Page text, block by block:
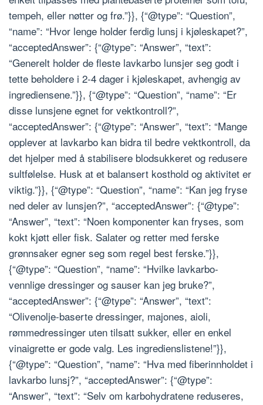
tempeh, eller nøtter og frø.”}}, {“@type”: “Question”,
“name”: “Hvor lenge holder ferdig lunsj i kjøleskapet?”,
“acceptedAnswer”: {“@type”: “Answer”, “text”:
“Generelt holder de fleste lavkarbo lunsjer seg godt i
tette beholdere i 2-4 dager i kjøleskapet, avhengig av
ingrediensene.”}}, {“@type”: “Question”, “name”: “Er
disse lunsjene egnet for vektkontroll?”,
“acceptedAnswer”: {“@type”: “Answer”, “text”: “Mange
opplever at lavkarbo kan bidra til bedre vektkontroll, da
det hjelper med å stabilisere blodsukkeret og redusere
sultfølelse. Husk at et balansert kosthold og aktivitet er
viktig.”}}, {“@type”: “Question”, “name”: “Kan jeg fryse
ned deler av lunsjen?”, “acceptedAnswer”: {“@type”:
“Answer”, “text”: “Noen komponenter kan fryses, som
kokt kjøtt eller fisk. Salater og retter med ferske
grønnsaker egner seg som regel best ferske.”}},
{“@type”: “Question”, “name”: “Hvilke lavkarbo-
vennlige dressinger og sauser kan jeg bruke?”,
“acceptedAnswer”: {“@type”: “Answer”, “text”:
“Olivenolje-baserte dressinger, majones, aioli,
rømmedressinger uten tilsatt sukker, eller en enkel
vinaigrette er gode valg. Les ingredienslistene!”}},
{“@type”: “Question”, “name”: “Hva med fiberinnholdet i
lavkarbo lunsj?”, “acceptedAnswer”: {“@type”:
“Answer”, “text”: “Selv om karbohydratene reduseres,